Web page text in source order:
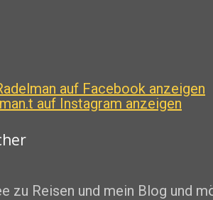
auf Facebook anzeigen
auf Instagram anzeigen
zu Reisen und mein Blog und